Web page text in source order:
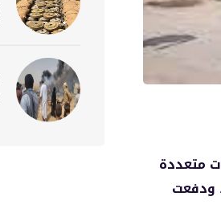
متعددة
تجويع وإفقار متعمدة تمارسها الجهات التي خلّفتها فوضى 2011، ودفعت